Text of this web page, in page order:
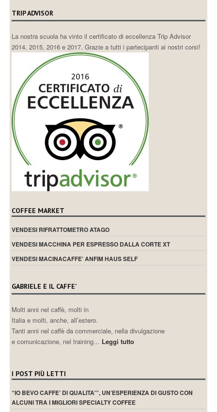
TRIP ADVISOR
La nostra scuola ha vinto il certificato di eccellenza Trip Advisor
2014, 2015, 2016 e 2017. Grazie a tutti i partecipanti ai nostri corsi!
COFFEE MARKET
VENDESI RIFRATTOMETRO ATAGO
VENDESI MACCHINA PER ESPRESSO DALLA CORTE XT
VENDESI MACINACAFFE’ ANFIM HAUS SELF
GABRIELE E IL CAFFE’
Molti anni nel caffè, molti in
Italia e molti, anche, all’estero.
Tanti anni nel caffè da commerciale, nella divulgazione
e comunicazione, nel training… Leggi tutto
I POST PIÙ LETTI
“IO BEVO CAFFE’ DI QUALITA'”, UN’ESPERIENZA DI GUSTO CON
ALCUNI TRA I MIGLIORI SPECIALTY COFFEE